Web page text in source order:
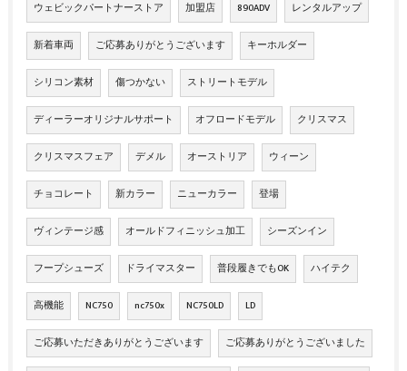
ウェビックパートナーストア 加盟店 890ADV レンタルアップ
新着車両 ご応募ありがとうございます キーホルダー
シリコン素材 傷つかない ストリートモデル
ディーラーオリジナルサポート オフロードモデル クリスマス
クリスマスフェア デメル オーストリア ウィーン
チョコレート 新カラー ニューカラー 登場
ヴィンテージ感 オールドフィニッシュ加工 シーズンイン
フープシューズ ドライマスター 普段履きでもOK ハイテク
高機能 NC750 nc750x NC750LD LD
ご応募いただきありがとうございます ご応募ありがとうございました